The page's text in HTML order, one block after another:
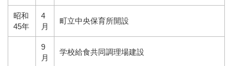
昭和
45年
4
月
町立中央保育所開設
9
月
学校給食共同調理場建設